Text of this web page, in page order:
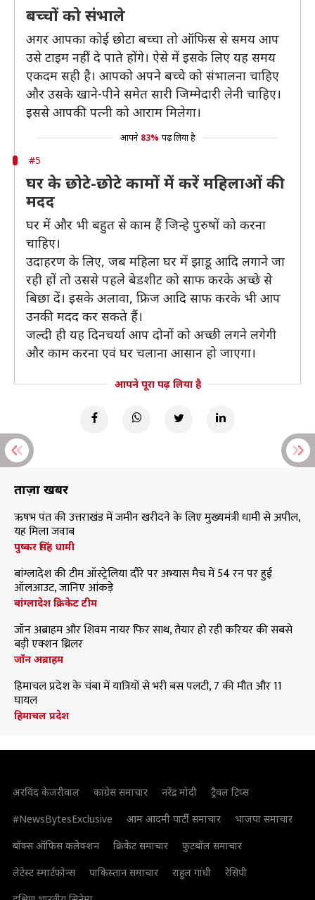
बच्चों को संभाले
अगर आपका कोई छोटा बच्चा तो ऑफिस से समय आप
उसे टाइम नहीं दे पाते होंगे। ऐसे में इसके लिए यह समय
एकदम सही है। आपको अपने बच्चे को संभालना चाहिए
और उसके खाने-पीने समेत सारी जिम्मेदारी लेनी चाहिए।
इससे आपकी पत्नी को आराम मिलेगा।
आपने 83% पढ़ लिया है
#5
घर के छोटे-छोटे कामों में करें महिलाओं की
मदद
घर में और भी बहुत से काम हैं जिन्हे पुरुषों को करना
चाहिए।
उदाहरण के लिए, जब महिला घर में झाडू आदि लगाने जा
रही हों तो उससे पहले बेडशीट को साफ करके अच्छे से
बिछा दें। इसके अलावा, फ्रिज आदि साफ करके भी आप
उनकी मदद कर सकते हैं।
जल्दी ही यह दिनचर्या आप दोनों को अच्छी लगने लगेगी
और काम करना एवं घर चलाना आसान हो जाएगा।
आपने पूरा पढ़ लिया है
ताज़ा खबरें
ऋषभ पंत की उत्तराखंड में जमीन खरीदने के लिए मुख्यमंत्री धामी से अपील,
यह मिला जवाब
पुष्कर सिंह धामी
बांग्लादेश की टीम ऑस्ट्रेलिया दौरे पर अभ्यास मैच में 54 रन पर हुई
ऑलआउट, जानिए आंकड़े
बांग्लादेश क्रिकेट टीम
जॉन अब्राहम और शिवम नायर फिर साथ, तैयार हो रही करियर की सबसे
बड़ी एक्शन थ्रिलर
जॉन अब्राहम
हिमाचल प्रदेश के चंबा में यात्रियों से भरी बस पलटी, 7 की मौत और 11
घायल
हिमाचल प्रदेश
अरविंद केजरीवाल कांग्रेस समाचार नरेंद्र मोदी
ट्रैवल टिप्स
#NewsBytesExclusive
आम आदमी पार्टी समाचार
भाजपा समाचार
बॉक्स ऑफिस कलेक्शन
क्रिकेट समाचार
फुटबॉल समाचार
लेटेस्ट स्मार्टफोन्स
पाकिस्तान समाचार राहुल गांधी
रेसिपी